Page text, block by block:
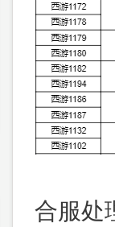
合服处